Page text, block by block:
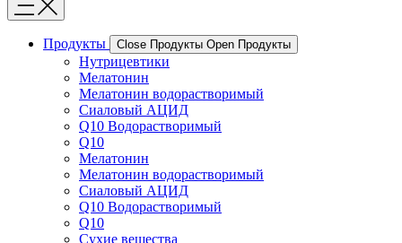
Продукты Close Продукты Open Продукты
Нутрицевтики
Мелатонин
Мелатонин водорастворимый
Сиаловый АЦИД
Q10 Водорастворимый
Q10
Мелатонин
Мелатонин водорастворимый
Сиаловый АЦИД
Q10 Водорастворимый
Q10
Сухие вещества